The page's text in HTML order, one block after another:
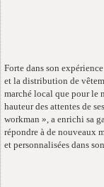
Forte dans son
et la distribution de
marché local que pour le
hauteur des attentes de
workman », a enrichi sa
répondre à de nouveaux
et personnalisées dans